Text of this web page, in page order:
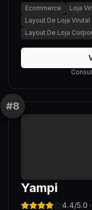
Ecommerce Loja
Layout De Loja Virutal
Layout De Loja
#8
Yampi
4.4/5.0